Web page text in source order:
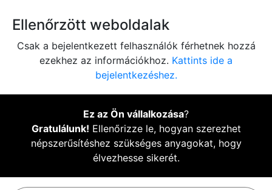
Ellenőrzött weboldalak
Csak a bejelentkezett felhasználók férhetnek hozzá
ezekhez az információkhoz. Kattints ide a
bejelentkezéshez.
Ez az Ön vállalkozása?
Gratulálunk! Ellenőrizze le, hogyan szerezhet
népszerűsítéshez szükséges anyagokat, hogy
élvezhesse sikerét.